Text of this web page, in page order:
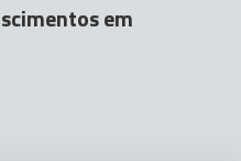
em